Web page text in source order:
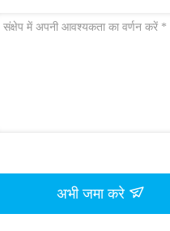
अभी जमा करे